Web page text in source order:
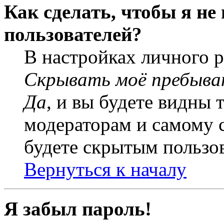
Как сделать, чтобы я
пользователей?
В настройках личного
Скрывать моё
Да, и вы будете видны
модераторам и самому
будете скрытым
Вернуться к началу
Я забыл пароль!